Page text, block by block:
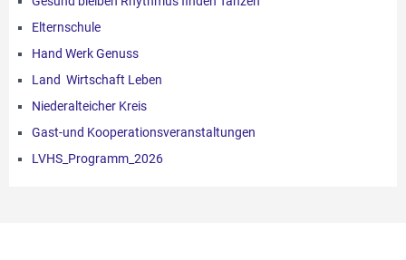
Elternschule
Hand Werk Genuss
Land Wirtschaft Leben
Niederalteicher Kreis
Gast-und Kooperationsveranstaltungen
LVHS_Programm_2026